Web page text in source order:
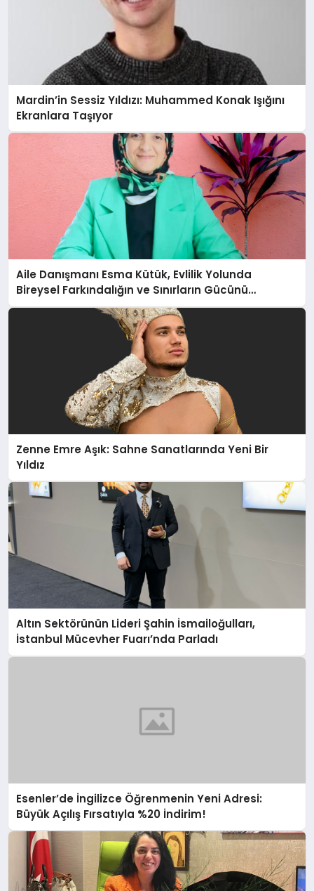
Mardin’in Sessiz Yıldızı: Muhammed Konak Işığını
Ekranlara Taşıyor
Aile Danışmanı Esma Kütük, Evlilik Yolunda
Bireysel Farkındalığın ve Sınırların Gücünü
Anlatıyor
Zenne Emre Aşık: Sahne Sanatlarında Yeni Bir
Yıldız
Altın Sektörünün Lideri Şahin İsmailoğulları,
İstanbul Mücevher Fuarı’nda Parladı ￼
Esenler’de İngilizce Öğrenmenin Yeni Adresi:
Büyük Açılış Fırsatıyla %20 İndirim!